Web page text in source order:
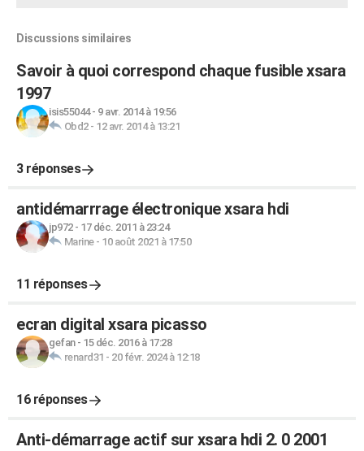
Discussions similaires
Savoir à quoi correspond chaque fusible xsara
1997
isis55044- 9 avr. 2014 à 19:56
Obd2- 12 avr. 2014 à 13:21
3 réponses
antidémarrrage électronique xsara hdi
jp972- 17 déc. 2011 à 23:24
Marine- 10 août 2021 à 17:50
11 réponses
ecran digital xsara picasso
gefan- 15 déc. 2016 à 17:28
renard31 - 20 févr. 2024 à 12:18
16 réponses
Anti-démarrage actif sur xsara hdi 2. 0 2001